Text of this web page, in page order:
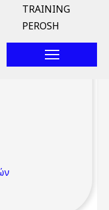
TRAINING
PEROSH